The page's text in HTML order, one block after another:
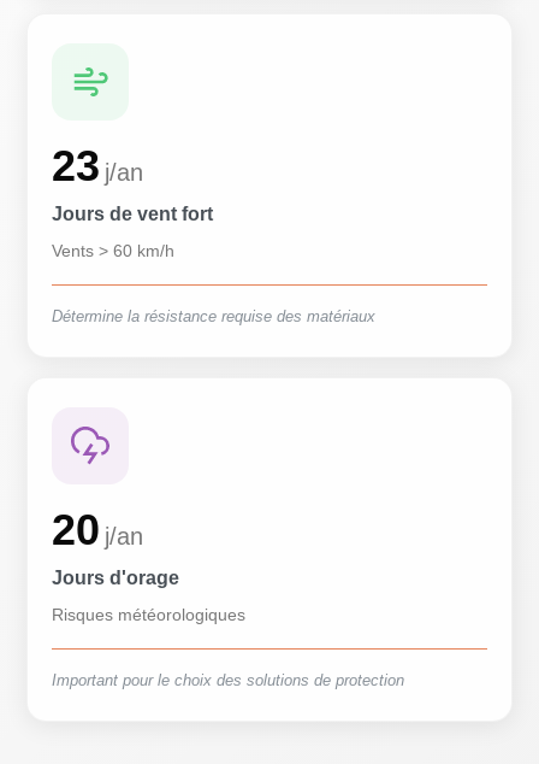
23 j/an
Jours de vent fort
Vents > 60 km/h
Détermine la résistance requise des matériaux
20 j/an
Jours d'orage
Risques météorologiques
Important pour le choix des solutions de protection